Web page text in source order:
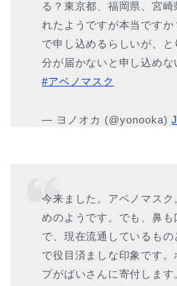
る？東京都、福岡県、宮
れたようですが本当です
で申し込めるらしいが、
分が届かないと申し込め
#アベノマスク
— ヨノオカ (@yonooka)
今来ました。アベノマスク
めのようです。でも、鼻も
で、現在流通しているも
で役目済ましな印象です
プがばいさんに寄付します